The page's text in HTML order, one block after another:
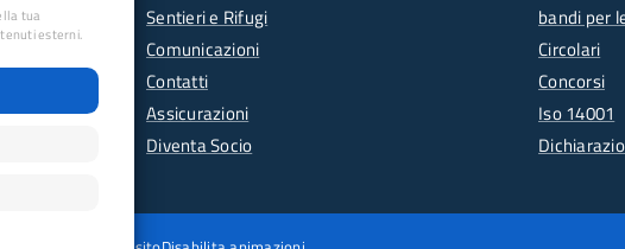
Sentieri e Rifugi
Comunicazioni
Contatti
Assicurazioni
Diventa Socio
bandi per
Circolari
Concorsi
Iso 14001
tua
esterni.